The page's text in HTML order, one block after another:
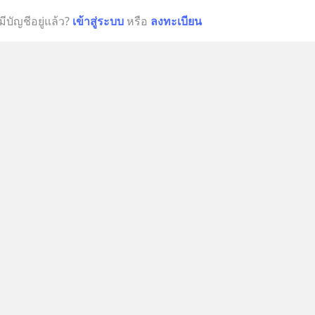
บัญชีอยู่แล้ว? เข้าสู่ระบบ หรือ ลงทะเบียน